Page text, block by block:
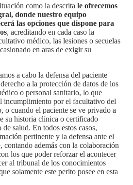
como la descrita le ofrecemos
donde nuestro equipo
las opciones que dispone para
, acreditando en cada caso la
médico, las lesiones o secuelas
en aras de exigir su
a cabo la defensa del paciente
a la protección de datos de los
o personal sanitario, lo que
incumplimiento por el facultativo del
o cuando el paciente se ve privado a
su historia clínica o certificado
salud. En todos estos casos,
pertinente y la defensa ante el
contando además con la colaboración
los que poder reforzar el acontecer
al tribunal de los conocimientos
solamente este perito posee en esta